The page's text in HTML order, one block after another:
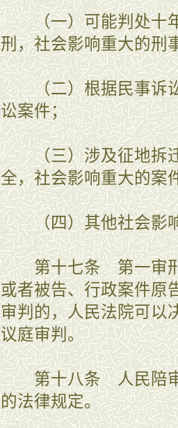
（一）可能判处十年
刑，社会影响重大的刑
（二）根据民事诉讼
讼案件；
（三）涉及征地拆迁
全，社会影响重大的案
（四）其他社会影响
第十七条 第一审刑
或者被告、行政案件原
审判的，人民法院可以
议庭审判。
第十八条 人民陪审
的法律规定。